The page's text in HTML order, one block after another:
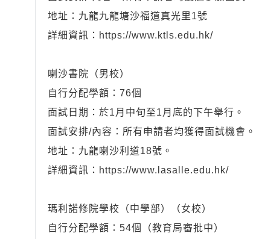
地址：九龍九龍塘沙福道真光里1號
詳細資訊：https://www.ktls.edu.hk/
喇沙書院（男校）
自行分配學額：76個
面試日期：於1月中旬至1月底的下午舉行。
面試安排/內容：所有申請者均獲得面試機會。
地址：九龍喇沙利道18號。
詳細資訊：https://www.lasalle.edu.hk/
瑪利諾修院學校（中學部）（女校）
自行分配學額：54個（教育局審批中）